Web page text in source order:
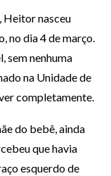
Heitor nasceu
no dia 4 de março.
sem nenhuma
na Unidade de
completamente.
do bebê, ainda
que havia
esquerdo de